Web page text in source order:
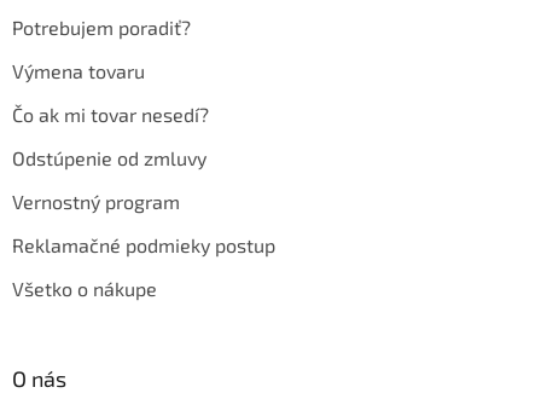
Potrebujem poradiť?
Výmena tovaru
Čo ak mi tovar nesedí?
Odstúpenie od zmluvy
Vernostný program
Reklamačné podmieky postup
Všetko o nákupe
O nás